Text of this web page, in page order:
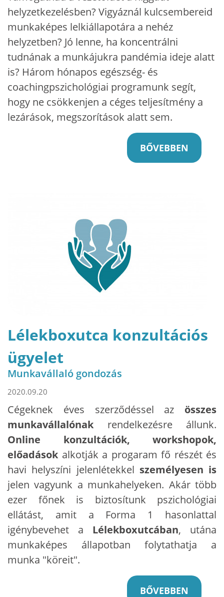
helyzetkezelésben? Vigyáznál kulcsembereid
munkaképes lelkiállapotára a nehéz
helyzetben? Jó lenne, ha koncentrálni
tudnának a munkájukra pandémia ideje alatt
is? Három hónapos egészség- és
coachingpszichológiai programunk segít,
hogy ne csökkenjen a céges teljesítmény a
lezárások, megszorítások alatt sem.
BŐVEBBEN
Lélekboxutca konzultációs
ügyelet
Munkavállaló gondozás
2020.09.20
Cégeknek éves szerződéssel az összes
munkavállalónak rendelkezésre állunk.
Online konzultációk, workshopok,
előadások alkotják a progaram fő részét és
havi helyszíni jelenlétekkel személyesen is
jelen vagyunk a munkahelyeken. Akár több
ezer főnek is biztosítunk pszichológiai
ellátást, amit a Forma 1 hasonlattal
igénybevehet a Lélekboxutcában, utána
munkaképes állapotban folytathatja a
munka "köreit".
BŐVEBBEN